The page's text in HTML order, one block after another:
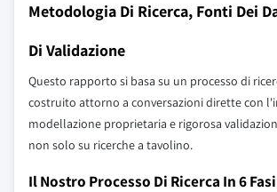
Metodologia Di Ricerca, Fonti Dei
Di Validazione
Questo rapporto si basa su un processo di
costruito attorno a conversazioni dirette con
modellazione proprietaria e rigorosa
non solo su ricerche a tavolino.
Il Nostro Processo Di Ricerca In 6 Fasi